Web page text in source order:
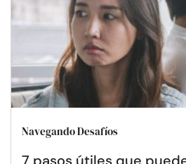
Navegando Desafíos